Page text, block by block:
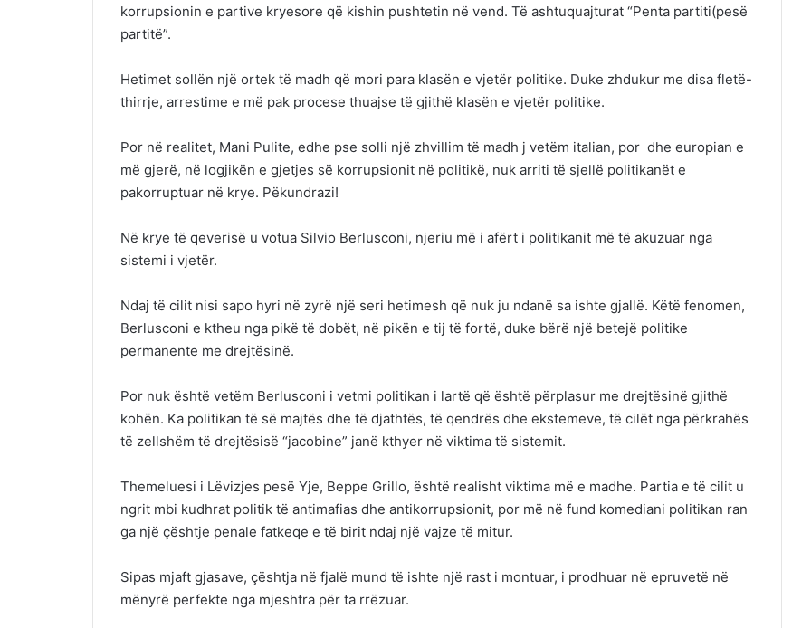
korrupsionin e partive kryesore që kishin pushtetin në vend. Të ashtuquajturat “Penta partiti(pesë
partitë”.
Hetimet sollën një ortek të madh që mori para klasën e vjetër politike. Duke zhdukur me disa fletë-
thirrje, arrestime e më pak procese thuajse të gjithë klasën e vjetër politike.
Por në realitet, Mani Pulite, edhe pse solli një zhvillim të madh j vetëm italian, por dhe europian e
më gjerë, në logjikën e gjetjes së korrupsionit në politikë, nuk arriti të sjellë politikanët e
pakorruptuar në krye. Pëkundrazi!
Në krye të qeverisë u votua Silvio Berlusconi, njeriu më i afërt i politikanit më të akuzuar nga
sistemi i vjetër.
Ndaj të cilit nisi sapo hyri në zyrë një seri hetimesh që nuk ju ndanë sa ishte gjallë. Këtë fenomen,
Berlusconi e ktheu nga pikë të dobët, në pikën e tij të fortë, duke bërë një betejë politike
permanente me drejtësinë.
Por nuk është vetëm Berlusconi i vetmi politikan i lartë që është përplasur me drejtësinë gjithë
kohën. Ka politikan të së majtës dhe të djathtës, të qendrës dhe ekstemeve, të cilët nga përkrahës
të zellshëm të drejtësisë “jacobine” janë kthyer në viktima të sistemit.
Themeluesi i Lëvizjes pesë Yje, Beppe Grillo, është realisht viktima më e madhe. Partia e të cilit u
ngrit mbi kudhrat politik të antimafias dhe antikorrupsionit, por më në fund komediani politikan ran
ga një çështje penale fatkeqe e të birit ndaj një vajze të mitur.
Sipas mjaft gjasave, çështja në fjalë mund të ishte një rast i montuar, i prodhuar në epruvetë në
mënyrë perfekte nga mjeshtra për ta rrëzuar.